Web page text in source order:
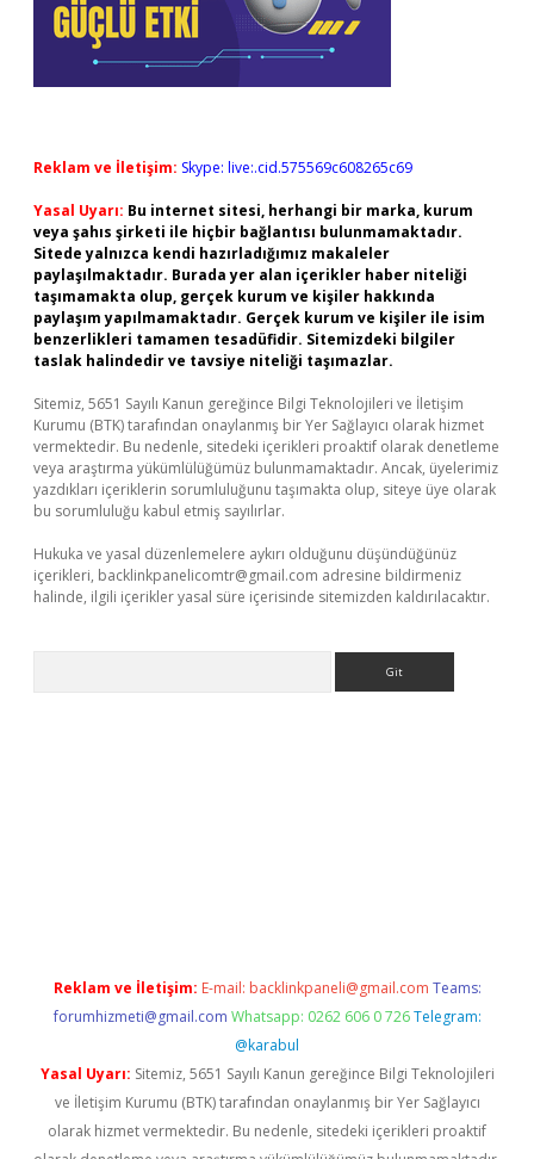
Reklam ve İletişim: Skype: live:.cid.575569c608265c69
Yasal Uyarı: Bu internet sitesi, herhangi bir marka, kurum
veya şahıs şirketi ile hiçbir bağlantısı bulunmamaktadır.
Sitede yalnızca kendi hazırladığımız makaleler
paylaşılmaktadır. Burada yer alan içerikler haber niteliği
taşımamakta olup, gerçek kurum ve kişiler hakkında
paylaşım yapılmamaktadır. Gerçek kurum ve kişiler ile isim
benzerlikleri tamamen tesadüfidir. Sitemizdeki bilgiler
taslak halindedir ve tavsiye niteliği taşımazlar.
Sitemiz, 5651 Sayılı Kanun gereğince Bilgi Teknolojileri ve İletişim
Kurumu (BTK) tarafından onaylanmış bir Yer Sağlayıcı olarak hizmet
vermektedir. Bu nedenle, sitedeki içerikleri proaktif olarak denetleme
veya araştırma yükümlülüğümüz bulunmamaktadır. Ancak, üyelerimiz
yazdıkları içeriklerin sorumluluğunu taşımakta olup, siteye üye olarak
bu sorumluluğu kabul etmiş sayılırlar.
Hukuka ve yasal düzenlemelere aykırı olduğunu düşündüğünüz
içerikleri, backlinkpanelicomtr@gmail.com adresine bildirmeniz
halinde, ilgili içerikler yasal süre içerisinde sitemizden kaldırılacaktır.
Reklam ve İletişim: E-mail: backlinkpaneli@gmail.com Teams:
forumhizmeti@gmail.com Whatsapp: 0262 606 0 726 Telegram:
@karabul
Yasal Uyarı: Sitemiz, 5651 Sayılı Kanun gereğince Bilgi Teknolojileri
ve İletişim Kurumu (BTK) tarafından onaylanmış bir Yer Sağlayıcı
olarak hizmet vermektedir. Bu nedenle, sitedeki içerikleri proaktif